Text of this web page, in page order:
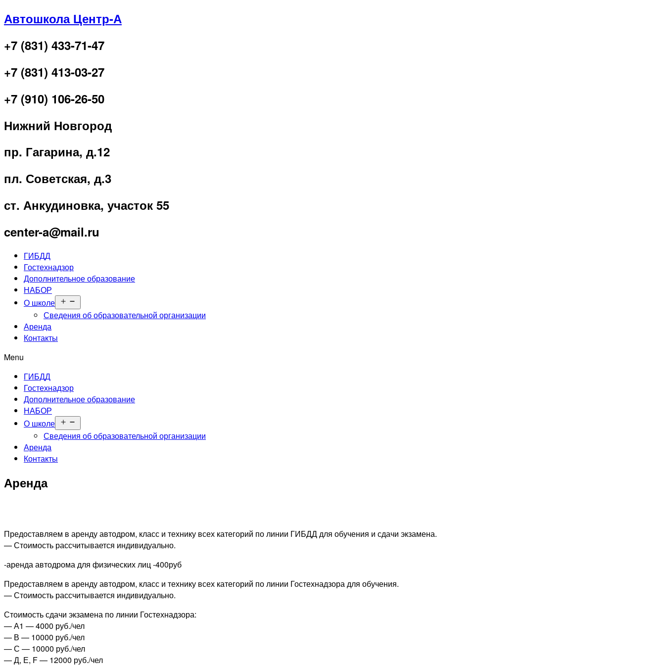
Автошкола Центр-А
+7 (831) 433-71-47
+7 (831) 413-03-27
+7 (910) 106-26-50
Нижний Новгород
пр. Гагарина, д.12
пл. Советская, д.3
ст. Анкудиновка, участок 55
center-a@mail.ru
ГИБДД
Гостехнадзор
Дополнительное образование
НАБОР
О школе
меню
Сведения об образовательной организации
Аренда
Контакты
Menu
ГИБДД
Гостехнадзор
Дополнительное образование
НАБОР
О школе
меню
Сведения об образовательной организации
Аренда
Контакты
Аренда
Предоставляем в аренду автодром, класс и технику всех категорий по линии ГИБДД для обучения и сдачи экзамена.
— Стоимость рассчитывается индивидуально.
-аренда автодрома для физических лиц -400руб
Предоставляем в аренду автодром, класс и технику всех категорий по линии Гостехнадзора для обучения.
— Стоимость рассчитывается индивидуально.
Стоимость сдачи экзамена по линии Гостехнадзора:
— А1 — 4000 руб./чел
— В — 10000 руб./чел
— С — 10000 руб./чел
— Д, Е, F — 12000 руб./чел